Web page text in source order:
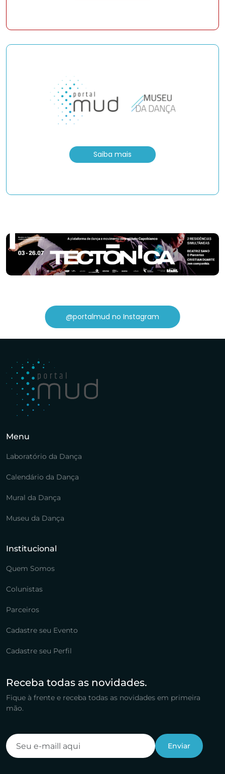
Saiba mais
@portalmud no Instagram
Menu
Laboratório da Dança
Calendário da Dança
Mural da Dança
Museu da Dança
Institucional
Quem Somos
Colunistas
Parceiros
Cadastre seu Evento
Cadastre seu Perfil
Receba todas as novidades.
Fique à frente e receba todas as novidades em primeira
mão.